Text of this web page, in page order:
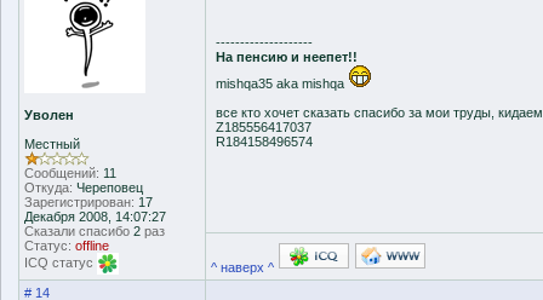
Уволен
Местный
Сообщений: 11
Откуда: Череповец
Зарегистрирован: 17
Декабря 2008, 14:07:27
Сказали спасибо 2 раз
Статус: offline
ICQ статус
--------------------
На пенсию и неепет!!
mishqa35 aka mishqa
все кто хочет сказать спасибо за мои труды,
Z185556417037
R184158496574
^ наверх ^
# 14